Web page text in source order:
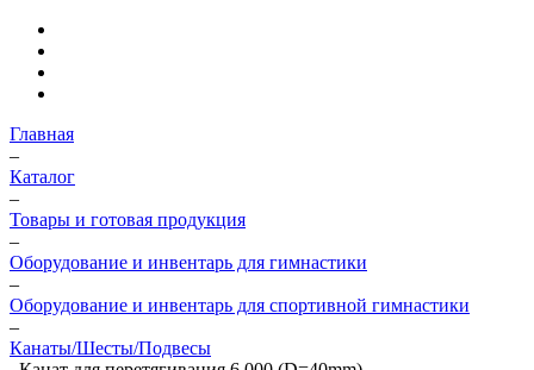
Главная
–
Каталог
–
Товары и готовая продукция
–
Оборудование и инвентарь для гимнастики
–
Оборудование и инвентарь для спортивной гимнастики
–
Канаты/Шесты/Подвесы